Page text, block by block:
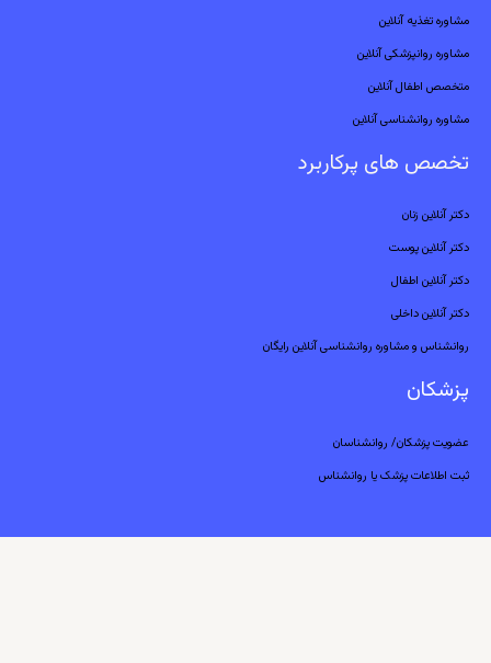
مشاوره تغذیه آنلاین
مشاوره روانپزشکی آنلاین
متخصص اطفال آنلاین
مشاوره روانشناسی آنلاین
تخصص های پرکاربرد
دکتر آنلاین زنان
دکتر آنلاین پوست
دکتر آنلاین اطفال
دکتر آنلاین داخلی
روانشناس و مشاوره روانشناسی آنلاین رایگان
پزشکان
عضویت پزشکان/ روانشناسان
ثبت اطلاعات پزشک یا روانشناس